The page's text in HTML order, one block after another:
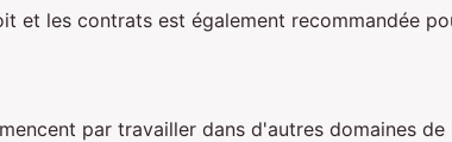
et les contrats est également recommandée
par travailler dans d'autres domaines